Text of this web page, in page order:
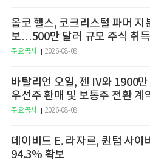
옵코 헬스, 코크리스털 파머 지
보…500만 달러 규모 주식 취득
주요공시 2026-08-08
바탈리언 오일, 젠 IV와 1900
우선주 환매 및 보통주 전환 계
주요공시 2026-08-08
데이비드 E. 라자르, 퀀텀 사이
94.3% 확보